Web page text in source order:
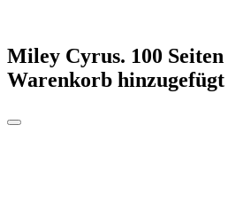
Miley Cyrus. 100 Seiten
Warenkorb hinzugefügt